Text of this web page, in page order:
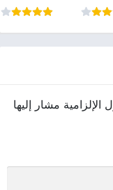
الإلزامية مشار إليها